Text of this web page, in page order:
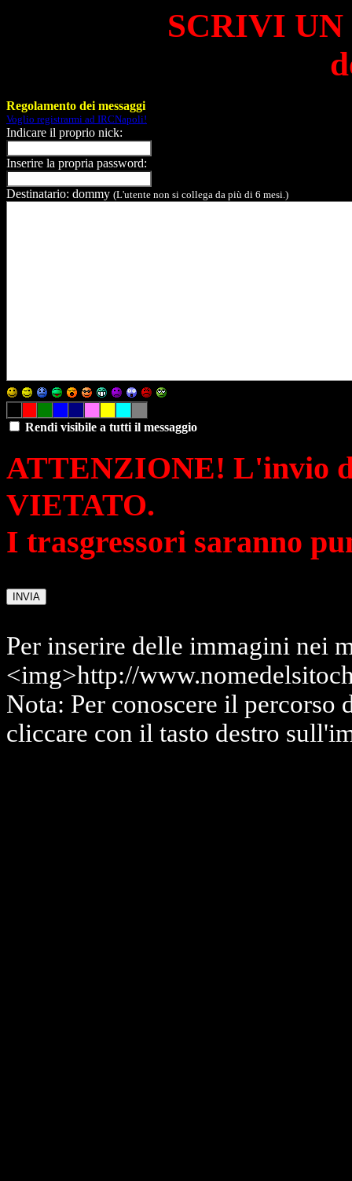
SCRIVI
Regolamento dei messaggi
Voglio registrarmi ad IRCNapoli!
Indicare il proprio nick:
Inserire la propria password:
Destinatario: dommy (L'utente non si collega da più di 6 mesi.)
Rendi visibile a tutti il messaggio
ATTENZIONE! L'invio
VIETATO.
I trasgressori saranno
Per inserire delle immagini nei
<img>http://
Nota: Per conoscere il percorso
cliccare con il tasto destro